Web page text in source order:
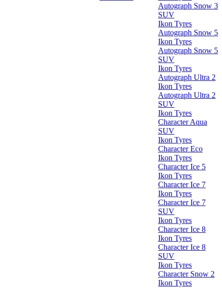
Autograph Snow 3
SUV
Ikon Tyres
Autograph Snow 5
Ikon Tyres
Autograph Snow 5
SUV
Ikon Tyres
Autograph Ultra 2
Ikon Tyres
Autograph Ultra 2
SUV
Ikon Tyres
Character Aqua
SUV
Ikon Tyres
Character Eco
Ikon Tyres
Character Ice 5
Ikon Tyres
Character Ice 7
Ikon Tyres
Character Ice 7
SUV
Ikon Tyres
Character Ice 8
Ikon Tyres
Character Ice 8
SUV
Ikon Tyres
Character Snow 2
Ikon Tyres